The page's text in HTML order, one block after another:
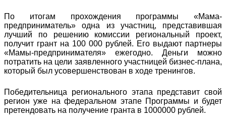
По итогам прохождения программы «Мама-
предприниматель» одна из участниц, представившая
лучший по решению комиссии региональный проект,
получит грант на 100 000 рублей. Его выдают партнеры
«Мамы-предпринимателя» ежегодно. Деньги можно
потратить на цели заявленного участницей бизнес-плана,
который был усовершенствован в ходе тренингов.
Победительница регионального этапа представит свой
регион уже на федеральном этапе Программы и будет
претендовать на получение гранта в 1000000 рублей.